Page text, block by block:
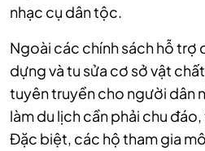
nhạc cụ dân tộc.
Ngoài các chính sách hỗ trợ
dựng và tu sửa cơ sở vật
tuyên truyền cho người dân
làm du lịch cần phải chu
Đặc biệt, các hộ tham gia